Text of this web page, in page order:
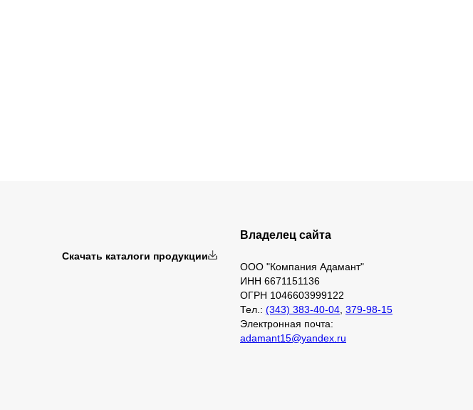
Скачать каталоги продукции
Владелец сайта
ООО "Компания Адамант"
ИНН 6671151136
ОГРН 1046603999122
Тел.: (343) 383-40-04 379-98-15
Электронная почта:
adamant15@yandex.ru